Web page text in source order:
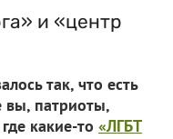
и «центр
так, что есть
вы, патриоты,
какие-то «ЛГБТ